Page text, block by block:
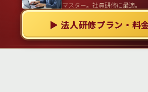
マスター。社員研修に最適。
▶ 法人研修プラン・料